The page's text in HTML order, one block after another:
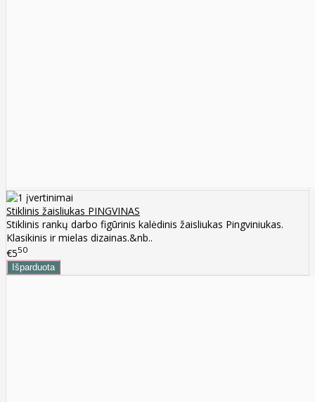
Stiklinis žaisliukas PINGVINAS
Stiklinis rankų darbo figūrinis kalėdinis žaisliukas Pingviniukas.
Klasikinis ir mielas dizainas.&nb..
€550